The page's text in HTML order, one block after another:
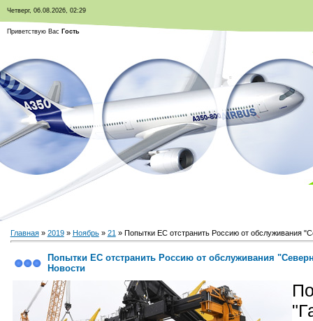
Четверг, 06.08.2026, 02:29
Приветствую Вас Гость
Главная» 2019 » Ноябрь » 21 » Попытки ЕС отстранить Россию от обслуживания
Попытки ЕС отстранить Россию от обслуживания
Новости